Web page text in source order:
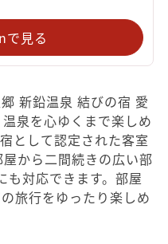
見る
新鉛温泉 結びの宿 愛
泉を心ゆくまで楽しめ
として認定された客室
屋から二間続きの広い部
も対応できます。部屋
旅行をゆったり楽しめ